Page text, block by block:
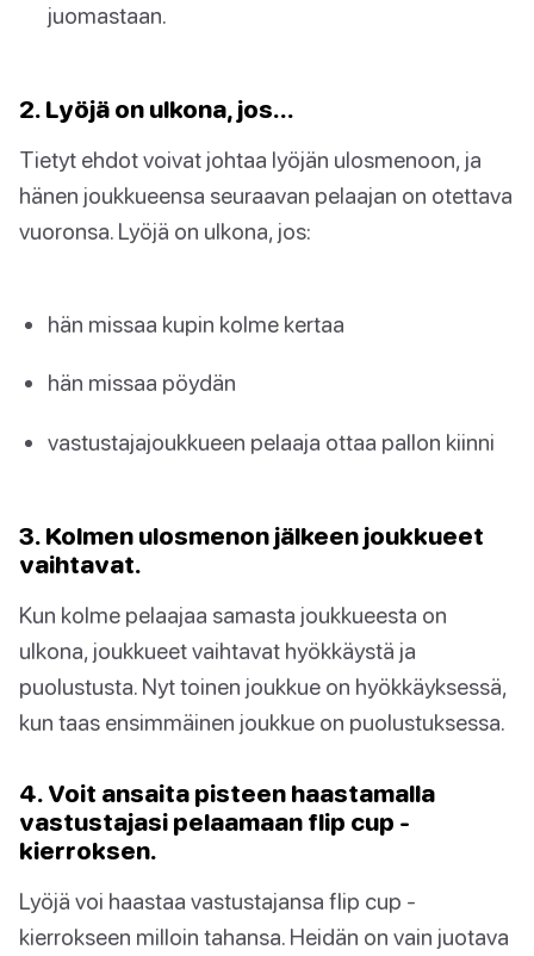
juomastaan.
2. Lyöjä on ulkona, jos…
Tietyt ehdot voivat johtaa lyöjän ulosmenoon, ja
hänen joukkueensa seuraavan pelaajan on otettava
vuoronsa. Lyöjä on ulkona, jos:
hän missaa kupin kolme kertaa
hän missaa pöydän
vastustajajoukkueen pelaaja ottaa pallon kiinni
3. Kolmen ulosmenon jälkeen joukkueet
vaihtavat.
Kun kolme pelaajaa samasta joukkueesta on
ulkona, joukkueet vaihtavat hyökkäystä ja
puolustusta. Nyt toinen joukkue on hyökkäyksessä,
kun taas ensimmäinen joukkue on puolustuksessa.
4. Voit ansaita pisteen haastamalla
vastustajasi pelaamaan flip cup -
kierroksen.
Lyöjä voi haastaa vastustajansa flip cup -
kierrokseen milloin tahansa. Heidän on vain juotava